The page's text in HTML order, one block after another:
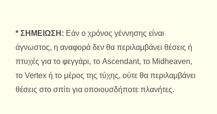
* ΣΗΜΕΙΩΣΗ: Εάν ο χρόνος γέννησης είναι
άγνωστος, η αναφορά δεν θα περιλαμβάνει θέσεις ή
πτυχές για το φεγγάρι, το Ascendant, το Midheaven,
το Vertex ή το μέρος της τύχης, ούτε θα περιλαμβάνει
θέσεις στο σπίτι για οποιουσδήποτε πλανήτες.